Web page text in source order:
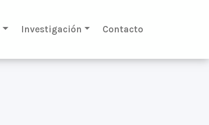
Investigación Contacto